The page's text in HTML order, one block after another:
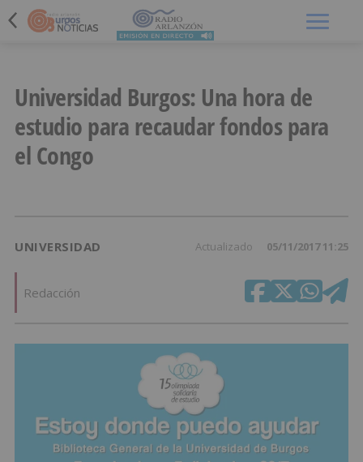
Universidad Burgos: Una hora de
estudio para recaudar fondos para
el Congo
UNIVERSIDAD Actualizado 05/11/2017 11:25
Redacción